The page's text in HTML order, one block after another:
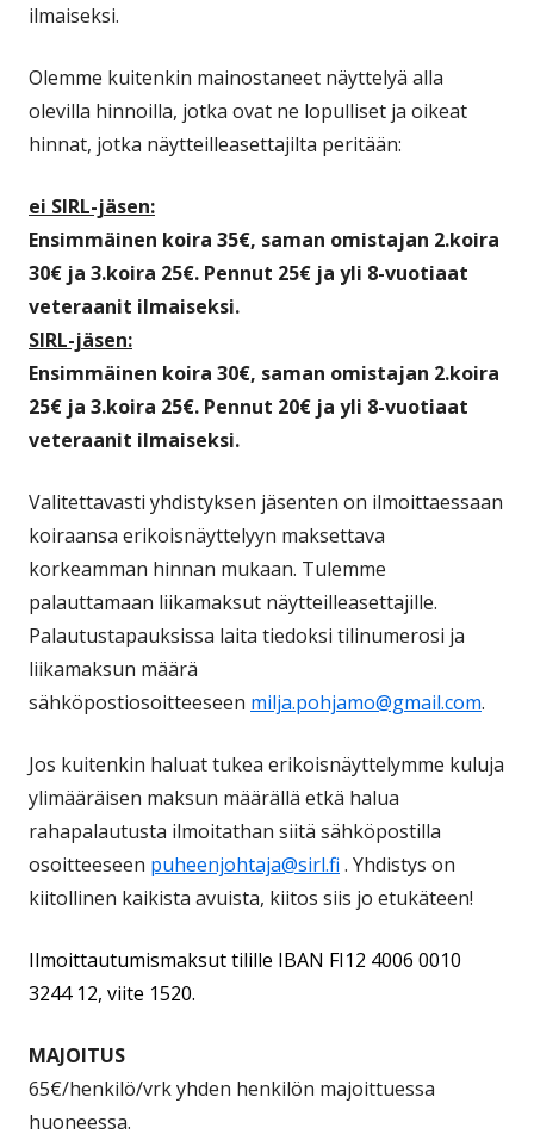
ilmaiseksi.
Olemme kuitenkin mainostaneet näyttelyä alla
olevilla hinnoilla, jotka ovat ne lopulliset ja oikeat
hinnat, jotka näytteilleasettajilta peritään:
ei SIRL-jäsen:
Ensimmäinen koira 35€, saman omistajan 2.koira
30€ ja 3.koira 25€. Pennut 25€ ja yli 8-vuotiaat
veteraanit ilmaiseksi.
SIRL-jäsen:
Ensimmäinen koira 30€, saman omistajan 2.koira
25€ ja 3.koira 25€. Pennut 20€ ja yli 8-vuotiaat
veteraanit ilmaiseksi.
Valitettavasti yhdistyksen jäsenten on ilmoittaessaan
koiraansa erikoisnäyttelyyn maksettava
korkeamman hinnan mukaan. Tulemme
palauttamaan liikamaksut näytteilleasettajille.
Palautustapauksissa laita tiedoksi tilinumerosi ja
liikamaksun määrä
sähköpostiosoitteeseen milja.pohjamo@gmail.com.
Jos kuitenkin haluat tukea erikoisnäyttelymme kuluja
ylimääräisen maksun määrällä etkä halua
rahapalautusta ilmoitathan siitä sähköpostilla
osoitteeseen puheenjohtaja@sirl.fi . Yhdistys on
kiitollinen kaikista avuista, kiitos siis jo etukäteen!
Ilmoittautumismaksut tilille IBAN FI12 4006 0010
3244 12, viite 1520.
MAJOITUS
65€/henkilö/vrk yhden henkilön majoittuessa
huoneessa.